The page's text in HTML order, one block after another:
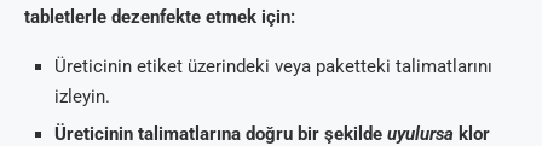
tabletlerle dezenfekte etmek için:
Üreticinin etiket üzerindeki veya paketteki talimatlarını
izleyin.
Üreticinin talimatlarına doğru bir şekilde uyulursa klor